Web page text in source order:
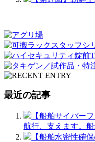
最近の記事
【船舶サイバー
航行、支えます。
【船舶水密性確